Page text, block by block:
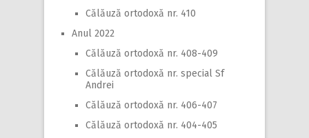
Călăuză ortodoxă nr. 410
Anul 2022
Călăuză ortodoxă nr. 408-409
Călăuză ortodoxă nr. special Sf
Andrei
Călăuză ortodoxă nr. 406-407
Călăuză ortodoxă nr. 404-405